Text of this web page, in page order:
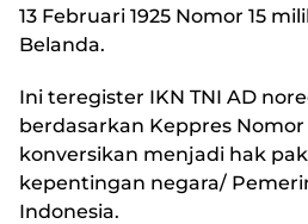
13 Februari 1925 Nomor 15
Belanda.
Ini teregister IKN TNI AD
berdasarkan Keppres Nomor
konversikan menjadi hak
kepentingan negara/
Indonesia.